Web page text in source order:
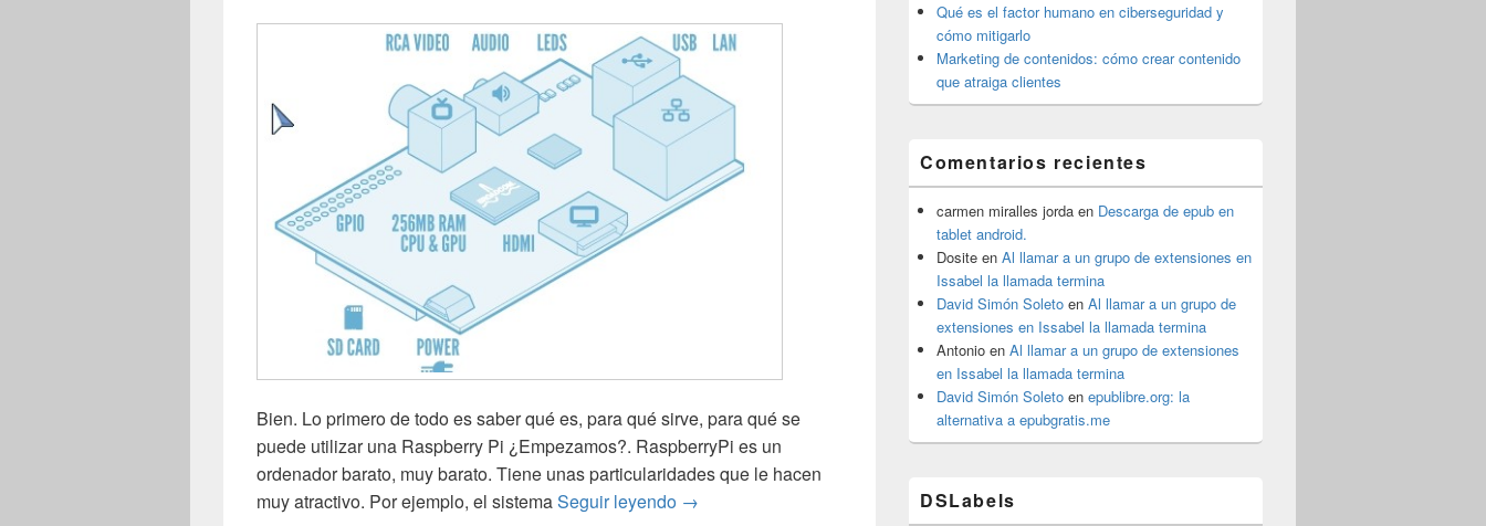
Bien. Lo primero de todo es saber qué es, para qué sirve, para qué se
puede utilizar una Raspberry Pi ¿Empezamos?. RaspberryPi es un
ordenador barato, muy barato. Tiene unas particularidades que le hacen
muy atractivo. Por ejemplo, el sistemaSeguir leyendo Raspberry Pi: Empezamos.
→
Qué es el factor humano en ciberseguridad y
cómo mitigarlo
Marketing de contenidos: cómo crear contenido
que atraiga clientes
Comentarios recientes
carmen miralles jorda en Descarga de epub en
tablet android.
Dosite en Al llamar a un grupo de extensiones en
Issabel la llamada termina
David Simón Soleto en Al llamar a un grupo de
extensiones en Issabel la llamada termina
Antonio en Al llamar a un grupo de extensiones
en Issabel la llamada termina
David Simón Soleto en epublibre.org: la
alternativa a epubgratis.me
DSLabels